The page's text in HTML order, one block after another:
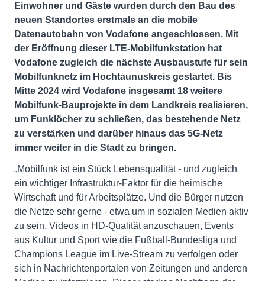
Einwohner und Gäste wurden durch den Bau des
neuen Standortes erstmals an die mobile
Datenautobahn von Vodafone angeschlossen. Mit
der Eröffnung dieser LTE-Mobilfunkstation hat
Vodafone zugleich die nächste Ausbaustufe für sein
Mobilfunknetz im Hochtaunuskreis gestartet. Bis
Mitte 2024 wird Vodafone insgesamt 18 weitere
Mobilfunk-Bauprojekte in dem Landkreis realisieren,
um Funklöcher zu schließen, das bestehende Netz
zu verstärken und darüber hinaus das 5G-Netz
immer weiter in die Stadt zu bringen.
„Mobilfunk ist ein Stück Lebensqualität - und zugleich
ein wichtiger Infrastruktur-Faktor für die heimische
Wirtschaft und für Arbeitsplätze. Und die Bürger nutzen
die Netze sehr gerne - etwa um in sozialen Medien aktiv
zu sein, Videos in HD-Qualität anzuschauen, Events
aus Kultur und Sport wie die Fußball-Bundesliga und
Champions League im Live-Stream zu verfolgen oder
sich in Nachrichtenportalen von Zeitungen und anderen